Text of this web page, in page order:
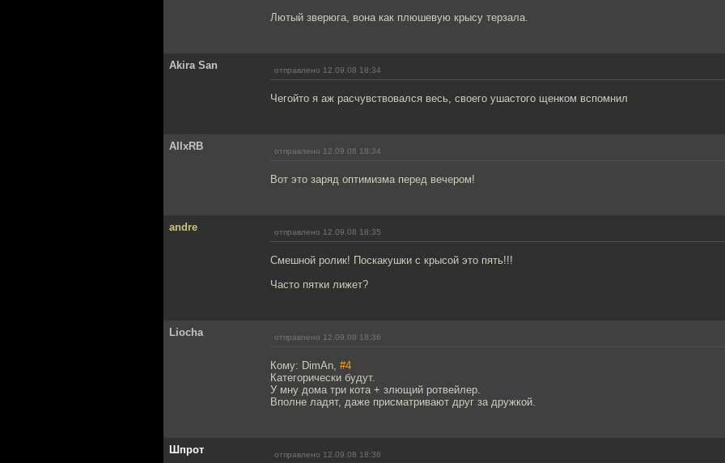
Лютый зверюга, вона как плюшевую крысу терзала.
Akira San отправлено 12.09.08 18:34
Чегойто я аж расчувствовался весь, своего ушастого щенком вспомнил
AllxRB отправлено 12.09.08 18:34
Вот это заряд оптимизма перед вечером!
andre отправлено 12.09.08 18:35
Смешной ролик! Поскакушки с крысой это пять!!!
Часто пятки лижет?
Liocha отправлено 12.09.08 18:36
Кому: DimAn, #4
Категорически будут.
У мну дома три кота + злющий ротвейлер.
Вполне ладят, даже присматривают друг за дружкой.
Шпрот отправлено 12.09.08 18:36